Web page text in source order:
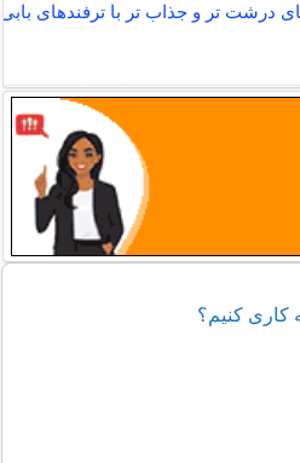
درشت تر و جذاب تر با ترفندهای بابی
کاری کنیم؟